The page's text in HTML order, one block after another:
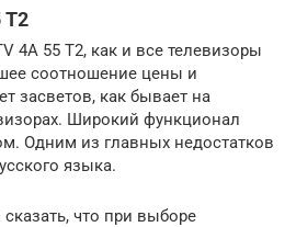
T2
4A 55 T2, как и все телевизоры
соотношение цены и
засветов, как бывает на
Широкий функционал
Одним из главных недостатков
языка.
что при выборе